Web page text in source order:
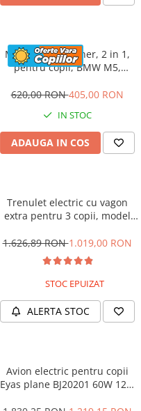
Masinuta cu maner, 2 in 1,
pentru copii, BMW M5,
620,00 RON405,00 RON
IN STOC
ADAUGA IN COS
Trenulet electric cu vagon
extra pentru 3 copii, model
music player, albastru
1.626,89 RON1.019,00 RON
STOC EPUIZAT
ALERTA STOC
Avion electric pentru copii
Eyas plane BJ20201 60W 12V,